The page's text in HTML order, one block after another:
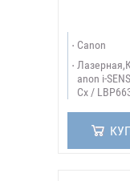
Canon
anon i-
Cx /